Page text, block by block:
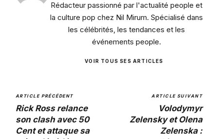
Rédacteur passionné par l'actualité people et
la culture pop chez Nil Mirum. Spécialisé dans
les célébrités, les tendances et les
événements people.
VOIR TOUS SES ARTICLES
ARTICLE PRÉCÉDENT
Rick Ross relance
son clash avec 50
Cent et attaque sa
ARTICLE SUIVANT
Volodymyr
Zelensky et Olena
Zelenska :